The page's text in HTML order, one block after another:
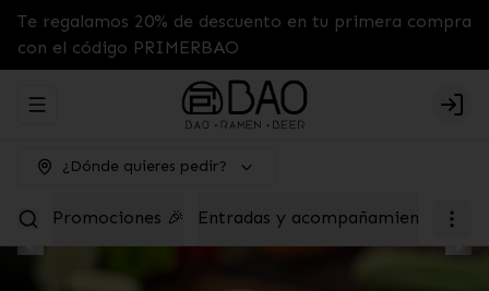
Te regalamos 20% de descuento en tu primera compra
con el código PRIMERBAO
Abrir menu de navegación
¿Dónde quieres pedir?
Promociones 🎉 Entradas y acompañamientos